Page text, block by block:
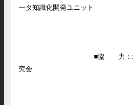
ータ知識化開発
■協 力：北九州市
究